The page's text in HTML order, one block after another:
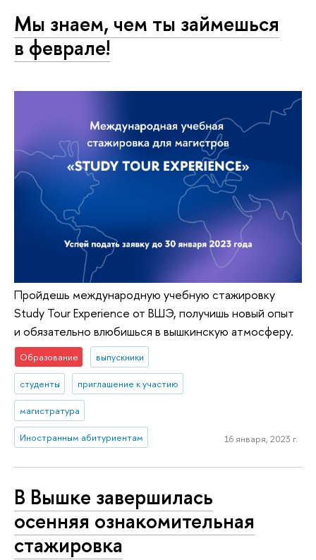
Мы знаем, чем ты займешься
в феврале!
Пройдешь международную учебную стажировку
Study Tour Experience от ВШЭ, получишь новый опыт
и обязательно влюбишься в вышкинскую атмосферу.
Образование выпускники
студенты приглашение к участию
магистратура
Иностранным абитуриентам 16 января, 2023 г.
В Вышке завершилась
осенняя ознакомительная
стажировка